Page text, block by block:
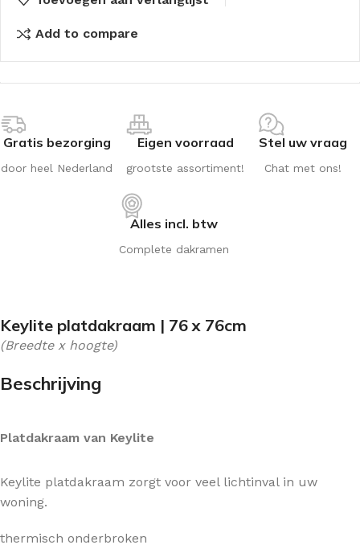
Add to compare
Gratis bezorging
door heel Nederland
Eigen voorraad
grootste assortiment!
Stel uw vraag
Chat met ons!
Alles incl. btw
Complete dakramen
Keylite platdakraam | 76 x 76cm
(Breedte x hoogte)
Beschrijving
Platdakraam van Keylite
Keylite platdakraam zorgt voor veel lichtinval in uw
woning.
thermisch onderbroken